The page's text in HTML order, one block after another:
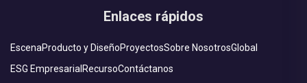
Enlaces rápidos
EscenaProducto y DiseñoProyectosSobre NosotrosGlobal
ESG Empresarial RecursoContáctanos